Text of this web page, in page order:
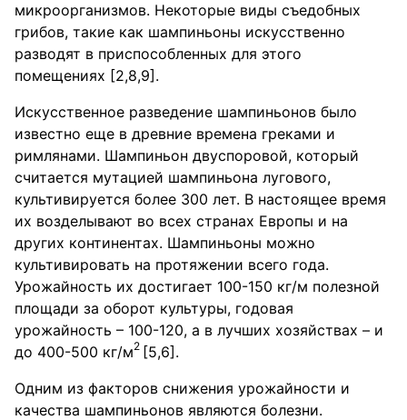
микроорганизмов. Некоторые виды съедобных
грибов, такие как шампиньоны искусственно
разводят в приспособленных для этого
помещениях [2,8,9].
Искусственное разведение шампиньонов было
известно еще в древние времена греками и
римлянами. Шампиньон двуспоровой, который
считается мутацией шампиньона лугового,
культивируется более 300 лет. В настоящее время
их возделывают во всех странах Европы и на
других континентах. Шампиньоны можно
культивировать на протяжении всего года.
Урожайность их достигает 100-150 кг/м полезной
площади за оборот культуры, годовая
урожайность – 100-120, а в лучших хозяйствах – и
до 400-500 кг/м2 [5,6].
Одним из факторов снижения урожайности и
качества шампиньонов являются болезни.